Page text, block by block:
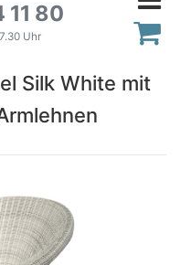
11 80
Uhr
Silk White mit